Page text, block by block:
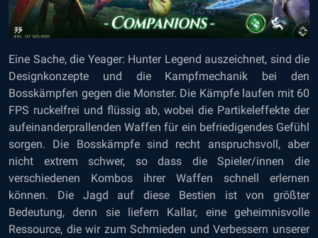
Eine Sache, die Yeager: Hunter Legend auszeichnet, sind die
Designkonzepte und die Kampfmechanik bei den
Bosskämpfen gegen die Monster. Die Kämpfe laufen mit 60
FPS ruckelfrei und flüssig ab, wobei die Partikeleffekte der
aufeinanderprallenden Waffen für ein befriedigendes Gefühl
sorgen. Die Bosskämpfe sind recht anspruchsvoll, aber
nicht extrem schwer, so dass die Spieler/innen die
verschiedenen Kombos ihrer Waffen schnell erlernen
können. Die Jagd auf diese Bestien ist von größter
Bedeutung, denn sie liefern Kallar, eine geheimnisvolle
Ressource, die wir zum Schmieden und Verbessern unserer